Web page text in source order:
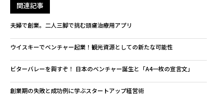
関連記事
夫婦で創業。二人三脚で挑む頭痛治療用アプリ
ウイスキーでベンチャー起業！観光資源としての新たな可能性
ビターバレーを興すぞ！ 日本のベンチャー誕生と「A4一枚の宣言文」
創業期の失敗と成功例に学ぶスタートアップ経営術